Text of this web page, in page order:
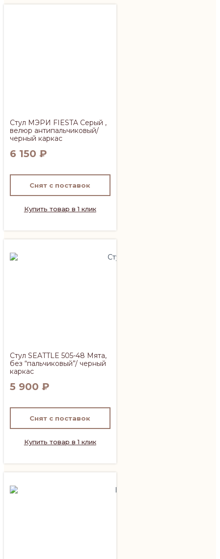
Стул МЭРИ FIESTA Серый ,
велюр антипальчиковый/
черный каркас
6 150 ₽
Снят с поставок
Купить товар в 1 клик
Стул SEATTLE 505-48 Мята,
без “пальчиковый”/ черный
каркас
5 900 ₽
Снят с поставок
Купить товар в 1 клик